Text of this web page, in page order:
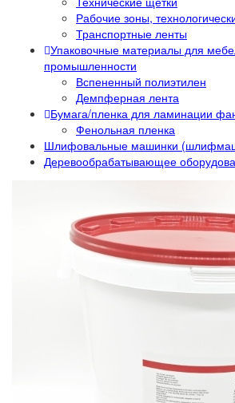
Рабочие зоны,
Транспортные ленты
Упаковочные материалы для
промышленности
Вспененный полиэтилен
Демпферная лента
Бумага/пленка для ламинации
Фенольная пленка
Шлифовальные машинки
Деревообрабатывающее